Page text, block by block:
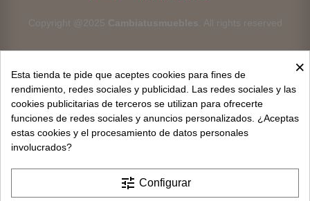
Copyright @2025 Cambiatusmuebles . All rights reserved
Aviso legal
Devoluciones
Condiciones generales
Privacidad y protección de datos
×
Esta tienda te pide que aceptes cookies para fines de
rendimiento, redes sociales y publicidad. Las redes sociales y las
cookies publicitarias de terceros se utilizan para ofrecerte
funciones de redes sociales y anuncios personalizados. ¿Aceptas
estas cookies y el procesamiento de datos personales
involucrados?
tune Configurar